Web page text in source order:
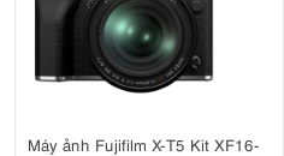
Máy ảnh Fujifilm X-T5 Kit XF16-